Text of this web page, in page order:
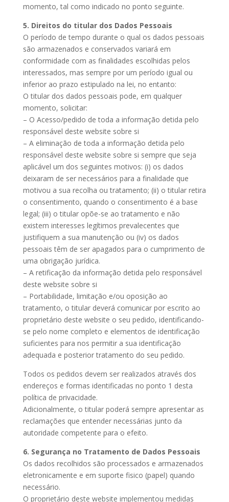
momento, tal como indicado no ponto seguinte.
5. Direitos do titular dos Dados Pessoais
O período de tempo durante o qual os dados pessoais
são armazenados e conservados variará em
conformidade com as finalidades escolhidas pelos
interessados, mas sempre por um período igual ou
inferior ao prazo estipulado na lei, no entanto:
O titular dos dados pessoais pode, em qualquer
momento, solicitar:
– O Acesso/pedido de toda a informação detida pelo
responsável deste website sobre si
– A eliminação de toda a informação detida pelo
responsável deste website sobre si sempre que seja
aplicável um dos seguintes motivos: (i) os dados
deixaram de ser necessários para a finalidade que
motivou a sua recolha ou tratamento; (ii) o titular retira
o consentimento, quando o consentimento é a base
legal; (iii) o titular opõe-se ao tratamento e não
existem interesses legítimos prevalecentes que
justifiquem a sua manutenção ou (iv) os dados
pessoais têm de ser apagados para o cumprimento de
uma obrigação jurídica.
– A retificação da informação detida pelo responsável
deste website sobre si
– Portabilidade, limitação e/ou oposição ao
tratamento, o titular deverá comunicar por escrito ao
proprietário deste website o seu pedido, identificando-
se pelo nome completo e elementos de identificação
suficientes para nos permitir a sua identificação
adequada e posterior tratamento do seu pedido.
Todos os pedidos devem ser realizados através dos
endereços e formas identificadas no ponto 1 desta
política de privacidade.
Adicionalmente, o titular poderá sempre apresentar as
reclamações que entender necessárias junto da
autoridade competente para o efeito.
6. Segurança no Tratamento de Dados Pessoais
Os dados recolhidos são processados e armazenados
eletronicamente e em suporte fisico (papel) quando
necessário.
O proprietário deste website implementou medidas